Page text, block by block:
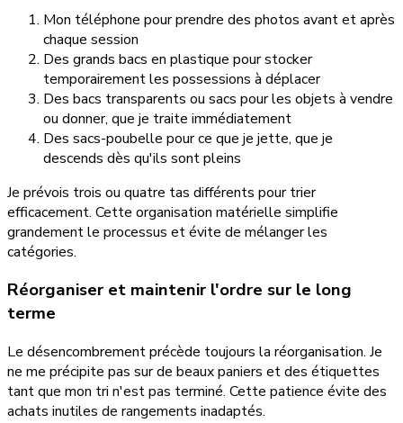
Mon téléphone pour prendre des photos avant et après
chaque session
Des grands bacs en plastique pour stocker
temporairement les possessions à déplacer
Des bacs transparents ou sacs pour les objets à vendre
ou donner, que je traite immédiatement
Des sacs-poubelle pour ce que je jette, que je
descends dès qu'ils sont pleins
Je prévois trois ou quatre tas différents pour trier
efficacement. Cette organisation matérielle simplifie
grandement le processus et évite de mélanger les
catégories.
Réorganiser et maintenir l'ordre sur le long
terme
Le désencombrement précède toujours la réorganisation. Je
ne me précipite pas sur de beaux paniers et des étiquettes
tant que mon tri n'est pas terminé. Cette patience évite des
achats inutiles de rangements inadaptés.